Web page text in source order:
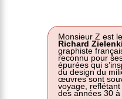
Monsieur Z est
Richard
graphiste
reconnu pour
épurées qui
du design du
œuvres sont
voyage,
des années 30 à